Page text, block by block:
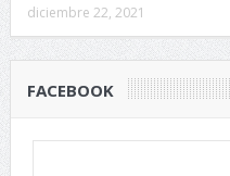
diciembre 22, 2021
FACEBOOK